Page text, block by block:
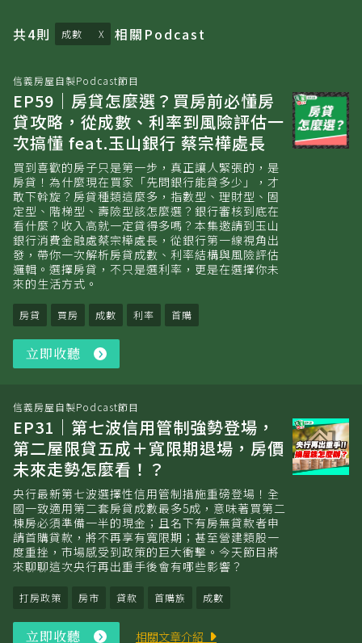
共4則 成數 相關 Podcast
信義房屋自製Podcast節目
EP59｜房貸怎麼選？買房前必懂房
貸攻略，從成數、利率到風險評估一
次搞懂 feat.玉山銀行 蔡宗樺處長
買到喜歡的房子只是第一步，真正讓人緊張的，是
房貸！為什麼現在買家「先問銀行能貸多少」，才
敢下斡旋？房貸種類這麼多，指數型、理財型、固
定型、階梯型、壽險型該怎麼選？銀行審核到底在
看什麼？收入高就一定貸得多嗎？本集邀請到玉山
銀行消費金融處蔡宗樺處長，從銀行第一線視角出
發，帶你一次解析房貸成數、利率結構與風險評估
邏輯。選擇房貸，不只是選利率，更是在選擇你未
來的生活方式。
房貸 買房 成數 利率 首購
立即收聽
即
信義房屋自製Podcast節目
EP31｜第七波信用管制強勢登場，
第二屋限貸五成＋寬限期退場，房價
未來走勢怎麼看！？
央行最新第七波選擇性信用管制措施重磅登場！全
國一致適用第二套房貸成數最多5成，意味著買第二
棟房必須準備一半的現金；且名下有房無貸款者申
請首購貸款，將不再享有寬限期；甚至營建類股一
度重挫，市場感受到政策的巨大衝擊。今天節目將
來聊聊這次央行再出重手後會有哪些影響？
打房政策 房市 貸款 首購族 成數
立即收聽 相關文章介紹